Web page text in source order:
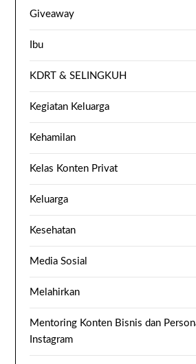
Giveaway
Ibu
KDRT & SELINGKUH
Kegiatan Keluarga
Kehamilan
Kelas Konten Privat
Keluarga
Kesehatan
Media Sosial
Melahirkan
Mentoring Konten Bisnis dan
Instagram